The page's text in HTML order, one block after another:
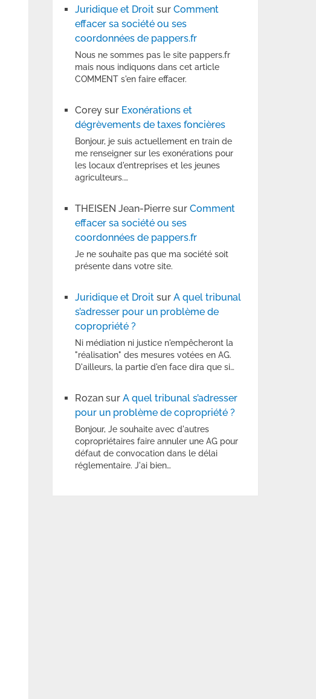
Juridique et Droit surComment
effacer sa société ou ses
coordonnées de pappers.fr
Nous ne sommes pas le site pappers.fr
mais nous indiquons dans cet article
COMMENT s'en faire effacer.
Corey sur Exonérations et
dégrèvements de taxes foncières
Bonjour, je suis actuellement en train de
me renseigner sur les exonérations pour
les locaux d'entreprises et les jeunes
agriculteurs.…
THEISEN Jean-Pierre surComment
effacer sa société ou ses
coordonnées de pappers.fr
Je ne souhaite pas que ma société soit
présente dans votre site.
Juridique et Droit surA quel tribunal
s’adresser pour un problème de
copropriété ?
Ni médiation ni justice n'empêcheront la
"réalisation" des mesures votées en AG.
D'ailleurs, la partie d'en face dira que si…
Rozan surA quel tribunal s’adresser
pour un problème de copropriété ?
Bonjour, Je souhaite avec d'autres
copropriétaires faire annuler une AG pour
défaut de convocation dans le délai
réglementaire. J'ai bien…